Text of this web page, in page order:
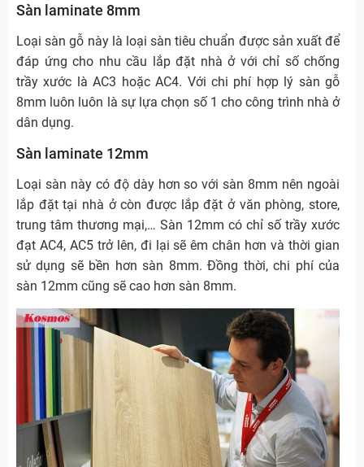
Sàn laminate 8mm
Loại sàn gỗ này là loại sàn tiêu chuẩn được sản xuất để
đáp ứng cho nhu cầu lắp đặt nhà ở với chỉ số chống
trầy xước là AC3 hoặc AC4. Với chi phí hợp lý sàn gỗ
8mm luôn luôn là sự lựa chọn số 1 cho công trình nhà ở
dân dụng.
Sàn laminate 12mm
Loại sàn này có độ dày hơn so với sàn 8mm nên ngoài
lắp đặt tại nhà ở còn được lắp đặt ở văn phòng, store,
trung tâm thương mại,… Sàn 12mm có chỉ số trầy xước
đạt AC4, AC5 trở lên, đi lại sẽ êm chân hơn và thời gian
sử dụng sẽ bền hơn sàn 8mm. Đồng thời, chi phí của
sàn 12mm cũng sẽ cao hơn sàn 8mm.